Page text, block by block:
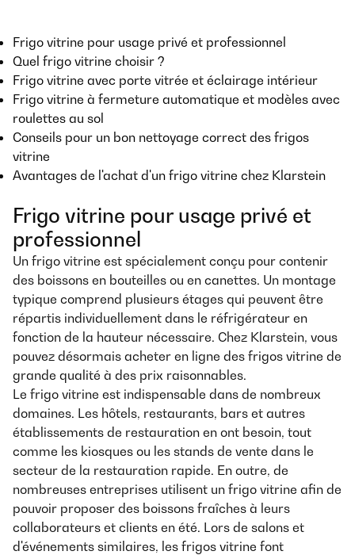
Frigo vitrine pour usage privé et professionnel
Quel frigo vitrine choisir ?
Frigo vitrine avec porte vitrée et éclairage intérieur
Frigo vitrine à fermeture automatique et modèles avec
roulettes au sol
Conseils pour un bon nettoyage correct des frigos
vitrine
Avantages de l'achat d'un frigo vitrine chez Klarstein
Frigo vitrine pour usage privé et
professionnel
Un frigo vitrine est spécialement conçu pour contenir
des boissons en bouteilles ou en canettes. Un montage
typique comprend plusieurs étages qui peuvent être
répartis individuellement dans le réfrigérateur en
fonction de la hauteur nécessaire. Chez Klarstein, vous
pouvez désormais acheter en ligne des frigos vitrine de
grande qualité à des prix raisonnables.
Le frigo vitrine est indispensable dans de nombreux
domaines. Les hôtels, restaurants, bars et autres
établissements de restauration en ont besoin, tout
comme les kiosques ou les stands de vente dans le
secteur de la restauration rapide. En outre, de
nombreuses entreprises utilisent un frigo vitrine afin de
pouvoir proposer des boissons fraîches à leurs
collaborateurs et clients en été. Lors de salons et
d'événements similaires, les frigos vitrine font